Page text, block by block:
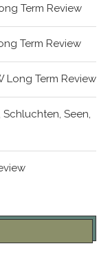
Term Review
Term Review
Long Term Review
Seen,